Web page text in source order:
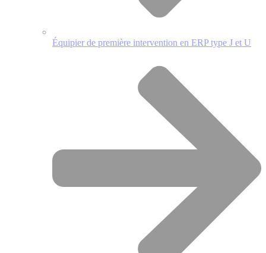
Équipier de première intervention en ERP type J et U